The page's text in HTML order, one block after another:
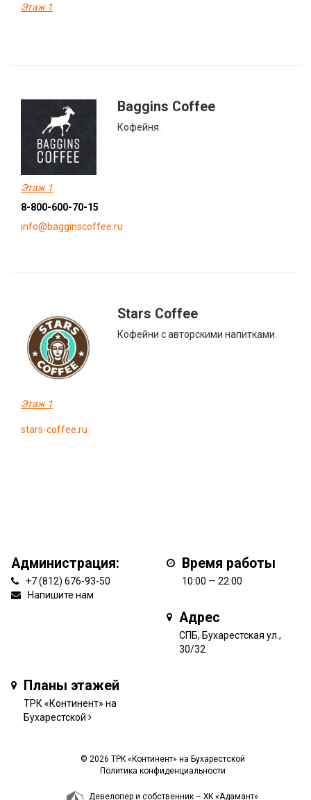
Этаж 1
Baggins Coffee
Кофейня.
Этаж 1
8-800-600-70-15
info@bagginscoffee.ru
Stars Coffee
Кофейни с авторскими напитками.
Этаж 1
stars-coffee.ru
Администрация:
+7 (812) 676-93-50
Напишите нам
Время работы
10:00 — 22:00
Адрес
СПБ, Бухарестская ул.,
30/32
Планы этажей
ТРК «Континент» на
Бухарестской
© 2026 ТРК «Континент» на Бухарестской
Политика конфиденциальности
Девелопер и собственник – ХК «Адамант»